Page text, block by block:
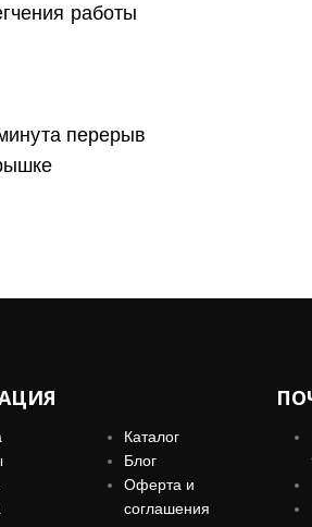
работы
перерыв
Каталог
Блог
Оферта и
соглашения